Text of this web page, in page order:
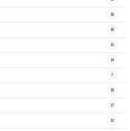
18
16
11
14
7
19
17
12